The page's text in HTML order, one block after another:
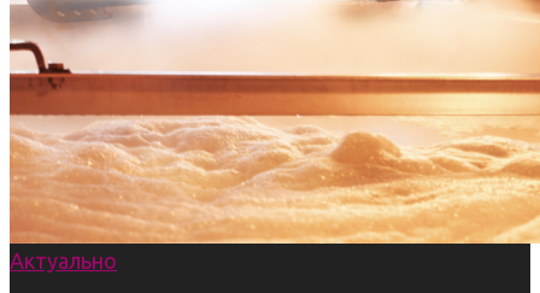
Актуально